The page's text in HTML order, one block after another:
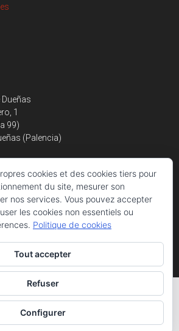
Dueñas
1
99)
(Palencia)
780 980
16:00
lo antes posible
de maquinaria agrícola S.L.
Instagram
cookies et des cookies tiers pour
du site, mesurer son
nos services. Vous pouvez accepter
les cookies non essentiels ou
Politique de cookies
Tout accepter
Refuser
Configurer